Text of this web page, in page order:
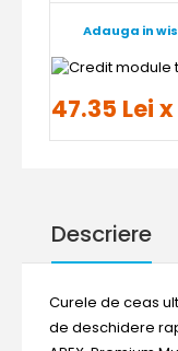
Adauga in
47.35 Lei
Descriere
Curele de ceas
de deschidere